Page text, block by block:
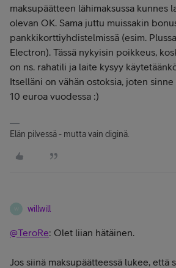
maksupäätteen lähimaksussa kunnes
olevan OK. Sama juttu muissakin
pankkikorttiyhdistelmissä (esim.
Electron). Tässä nykyisin poikkeus,
on ns. rahatili ja laite kysyy
Itselläni on vähän ostoksia, joten
10 euroa vuodessa :)
Elän pilvessä - mutta vain diginä.
willwill
@TeroRe: Olet liian hätäinen.
Jos siinä maksupäätteessä lukee, että